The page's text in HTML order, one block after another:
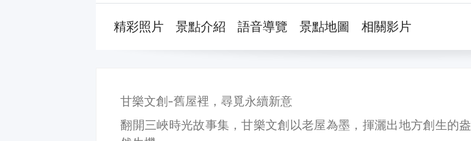
精彩照片 景點介紹 語音導覽 景點地圖 相關影片
甘樂文創-舊屋裡，尋覓永續新意
翻開三峽時光故事集，甘樂文創以老屋為墨，揮灑出地方創生的盎